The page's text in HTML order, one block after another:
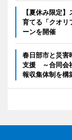
【夏休み限定
育てる「クオリ
ーンを開催
春日部市と災害
支援 ～合同会
報収集体制を構